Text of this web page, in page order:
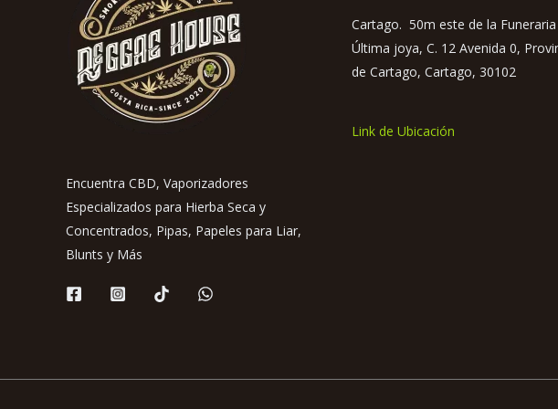
Encuentra CBD, Vaporizadores
Especializados para Hierba Seca y
Concentrados, Pipas, Papeles para Liar,
Blunts y Más
Cartago. 50m este de la Funeraria
Última joya, C. 12 Avenida 0,
de Cartago, Cartago, 30102
Link de Ubicación